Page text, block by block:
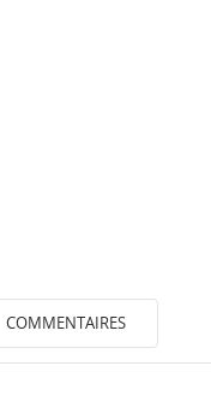
COMMENTAIRES